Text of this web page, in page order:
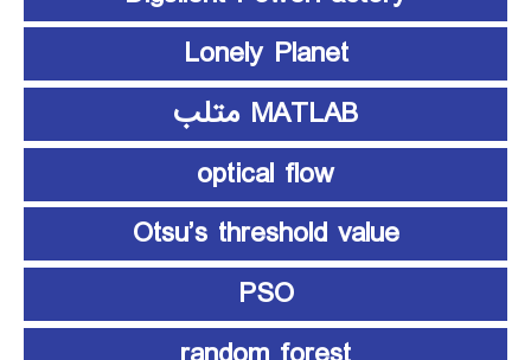
Lonely Planet
MATLAB متلب
optical flow
Otsu’s threshold value
PSO